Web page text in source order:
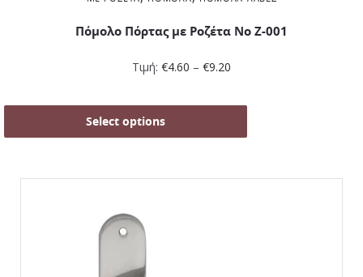
Πόμολο Πόρτας με Ροζέτα No Ζ-001
Τιμή: €4.60 – €9.20
Select options